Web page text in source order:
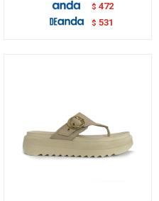
$ 472
$ 531